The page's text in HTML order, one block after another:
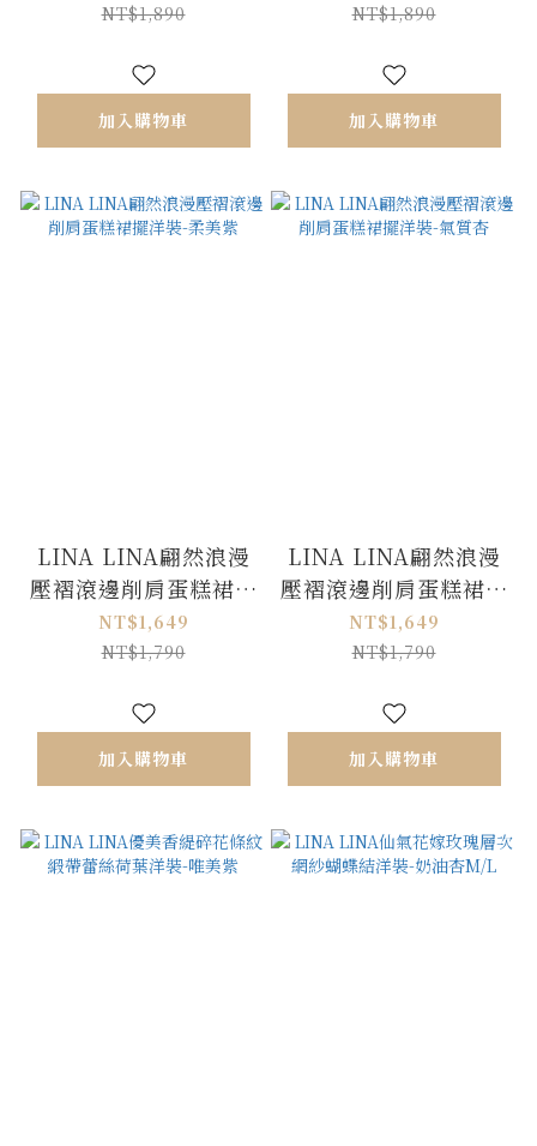
NT$1,890
加入購物車
NT$1,890
加入購物車
LINA LINA翩然浪漫
壓褶滾邊削肩蛋糕裙擺
洋裝-柔美紫
NT$1,649
NT$1,790
加入購物車
LINA LINA翩然浪漫
壓褶滾邊削肩蛋糕裙擺
洋裝-氣質杏
NT$1,649
NT$1,790
加入購物車